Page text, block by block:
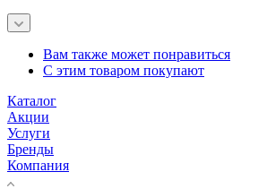
Вам также может понравиться
С этим товаром покупают
Каталог
Акции
Услуги
Бренды
Компания